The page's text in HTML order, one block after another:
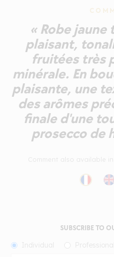
« Robe jaune
plaisant,
fruitées très
minérale. En
plaisante, une
des arômes
finale d'une
prosecco de
SUBSCRIBE TO